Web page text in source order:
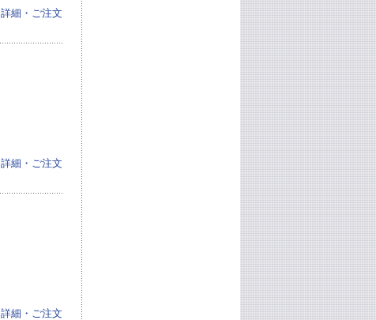
詳細・ご注文
詳細・ご注文
詳細・ご注文